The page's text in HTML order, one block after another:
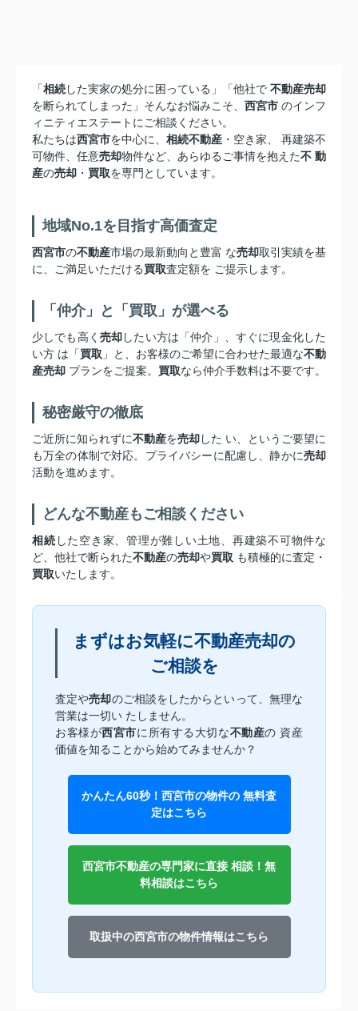
「相続した実家の処分に困っている」「他社で 不動産売却
を断られてしまった」そんなお悩みこそ、 西宮市 のインフ
ィニティエステートにご相談ください。
私たちは西宮市を中心に、 相続不動産 ・空き家、 再建築不
可物件、任意売却物件など、あらゆるご事情を抱えた不 動
産の売却 ・ 買取を専門としています。
地域No.1を目指す高価査定
西宮市の不動産市場の最新動向と豊富 な売却取引実績を基
に、ご満足いただける買取査定額を ご提示します。
「仲介」と「買取」が選べる
少しでも高く 売却 したい方は「仲介」、すぐに現金化した
い方 は「買取 」と、お客様のご希望に合わせた最適な不動
産売却 プランをご提案。 買取なら仲介手数料は不要です。
秘密厳守の徹底
ご近所に知られずに不動産を売却した い、というご要望に
も万全の体制で対応。プライバシーに配慮し、静かに売却
活動を進めます。
どんな不動産もご相談ください
相続 した空き家、管理が難しい土地、再建築不可物件な
ど、他社で断られた不動産の売却や買取 も積極的に査定・
買取いたします。
まずはお気軽に不動産売却の
ご相談を
査定や売却のご相談をしたからといって、無理な
営業は一切い たしません。
お客様が西宮市に所有する大切な不動産の 資産
価値を知ることから始めてみませんか？
かんたん60秒！西宮市の物件の 無料査
定はこちら
西宮市不動産の専門家に直接 相談！無
料相談はこちら
取扱中の西宮市の物件情報はこちら